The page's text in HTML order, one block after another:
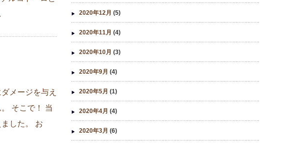
メージを与え
そこで！ 当
した。 お
2020年12月 (5)
2020年11月 (4)
2020年10月 (3)
2020年9月 (4)
2020年5月 (1)
2020年4月 (4)
2020年3月 (6)